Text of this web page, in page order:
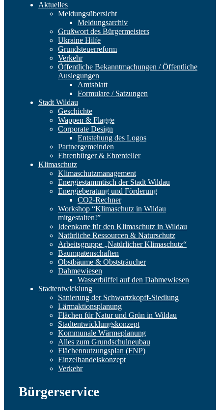
Aktuelles
Meldungsübersicht
Meldungsarchiv
Grußwort des Bürgermeisters
Ukraine Hilfe
Grundsteuerreform
Verkehr
Öffentliche Bekanntmachungen / Öffentliche
Auslegungen
Amtsblatt
Formulare / Satzungen
Stadt Wildau
Geschichte
Wappen & Flagge
Corporate Design
Entstehung des Logos
Partnergemeinden
Ehrenbürger & Ehrenteller
Klimaschutz
Klimaschutzmanagement
Energiestammtisch der Stadt Wildau
Energieberatung und Förderung
CO2-Rechner
Workshop “Klimaschutz in Wildau
mitgestalten!”
Ideenkarte für den Klimaschutz in Wildau
Natürliche Ressourcen & Naturschutz
Arbeitsgruppe „Natürlicher Klimaschutz“
Baumpatenschaften
Obstbäume & Obststräucher
Dahmewiesen
Wasserbüffel auf den Dahmewiesen
Stadtentwicklung
Sanierung der Schwartzkopff-Siedlung
Lärmaktionsplanung
Flächen für Natur und Grün in Wildau
Stadtentwicklungskonzept
Kommunale Wärmeplanung
Alles zum Grundschulneubau
Flächennutzungsplan (FNP)
Einzelhandelskonzept
Verkehr
Bürgerservice